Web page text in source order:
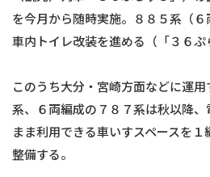
を今月から随時実施。８８５系（６
車内トイレ改装を進める（「３６ぷ
このうち大分・宮崎方面などに運
系、６両編成の７８７系は秋以降
まま利用できる車いすスペースを
整備する。